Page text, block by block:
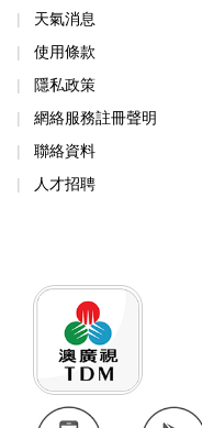
天氣消息
使用條款
隱私政策
網絡服務註冊聲明
聯絡資料
人才招聘